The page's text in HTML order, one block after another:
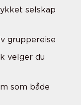
selskap
gruppereise
velger du
som både